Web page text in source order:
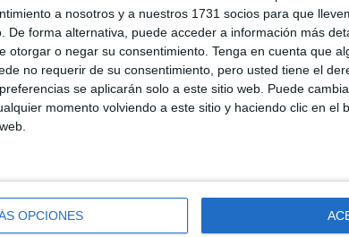
a nosotros y a nuestros 1731 socios para que
De forma alternativa, puede acceder a información más
otorgar o negar su consentimiento. Tenga en cuenta que
no requerir de su consentimiento, pero usted tiene el
se aplicarán solo a este sitio web. Puede
momento volviendo a este sitio y haciendo clic en el
OPCIONES
con una jugada individual que no terminaba de
de poner el 1-0 en el marcador. Cristian
el rosarino recibía para acabar fundiéndolo en el
y seguía sacando sus garras. Javi Antón lo
tras una primera parte en la que el Ceuta